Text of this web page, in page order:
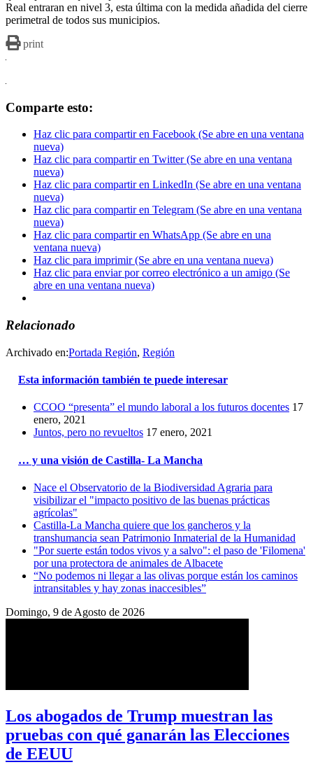
Real entraran en nivel 3, esta última con la medida añadida del cierre
perimetral de todos sus municipios.
print
Comparte esto:
Haz clic para compartir en Facebook (Se abre en una ventana
nueva)
Haz clic para compartir en Twitter (Se abre en una ventana
nueva)
Haz clic para compartir en LinkedIn (Se abre en una ventana
nueva)
Haz clic para compartir en Telegram (Se abre en una ventana
nueva)
Haz clic para compartir en WhatsApp (Se abre en una
ventana nueva)
Haz clic para imprimir (Se abre en una ventana nueva)
Haz clic para enviar por correo electrónico a un amigo (Se
abre en una ventana nueva)
Relacionado
Archivado en:Portada Región, Región
Esta información también te puede interesar
CCOO “presenta” el mundo laboral a los futuros docentes 17
enero, 2021
Juntos, pero no revueltos 17 enero, 2021
… y una visión de Castilla- La Mancha
Nace el Observatorio de la Biodiversidad Agraria para
visibilizar el "impacto positivo de las buenas prácticas
agrícolas"
Castilla-La Mancha quiere que los gancheros y la
transhumancia sean Patrimonio Inmaterial de la Humanidad
"Por suerte están todos vivos y a salvo": el paso de 'Filomena'
por una protectora de animales de Albacete
“No podemos ni llegar a las olivas porque están los caminos
intransitables y hay zonas inaccesibles”
Domingo, 9 de Agosto de 2026
Los abogados de Trump muestran las
pruebas con qué ganarán las Elecciones
de EEUU